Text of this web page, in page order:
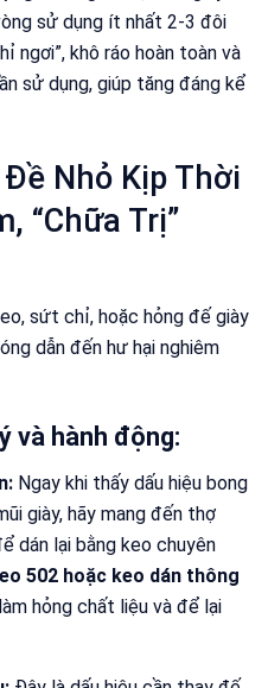
sử dụng ít nhất 2-3 đôi
ngơi”, khô ráo hoàn toàn và
sử dụng, giúp tăng đáng kể
Nhỏ Kịp Thời
“Chữa Trị”
sứt chỉ, hoặc hỏng đế giày
dẫn đến hư hại nghiêm
và hành động:
Ngay khi thấy dấu hiệu bong
giày, hãy mang đến thợ
dán lại bằng keo chuyên
502 hoặc keo dán thông
hỏng chất liệu và để lại